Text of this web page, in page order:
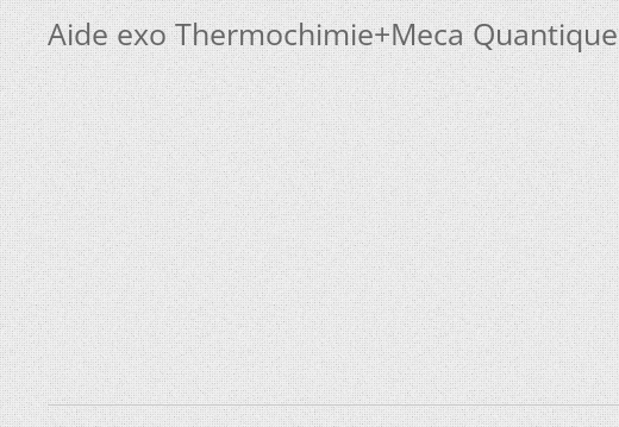
Aide exo Thermochimie+Meca Quantique